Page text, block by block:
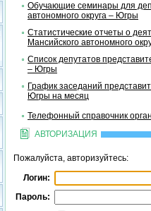
Обучающие семинары для
автономного округа – Югры
Статистические отчеты о
Мансийского автономного
Список депутатов
– Югры
График заседаний
Югры на месяц
Телефонный справочник
АВТОРИЗАЦИЯ
Пожалуйста, авторизуйтесь:
Логин:
Пароль: